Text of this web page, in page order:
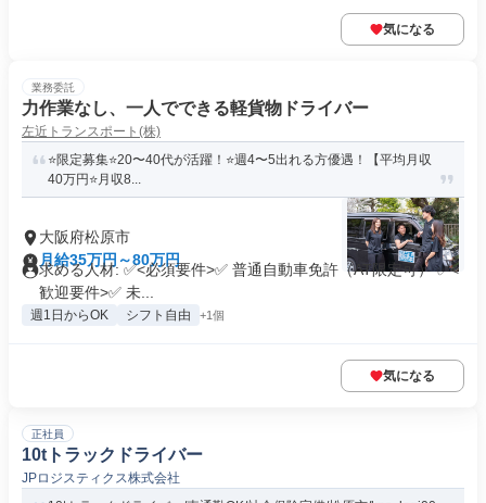
気になる
業務委託
力作業なし、一人でできる軽貨物ドライバー
左近トランスポート(株)
⭐️限定募集⭐️20〜40代が活躍！⭐️週4〜5出れる方優遇！【平均月収
40万円⭐️月収8...
大阪府松原市
月給35万円～80万円
求める人材: ✅<必須要件>✅ 普通自動車免許（AT限定可） ✅<
歓迎要件>✅ 未...
週1日からOK シフト自由 +1個
気になる
正社員
10tトラックドライバー
JPロジスティクス株式会社